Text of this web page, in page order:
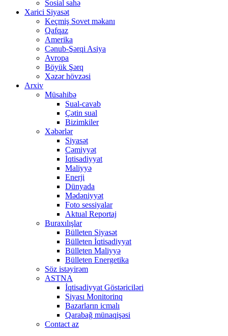
Sosial sahə
Xarici Siyasət
Keçmiş Sovet məkanı
Qafqaz
Amerika
Cənub-Şərqi Asiya
Avropa
Böyük Şərq
Xəzər hövzəsi
Arxiv
Müsahibə
Sual-cavab
Çətin sual
Bizimkiler
Xəbərlər
Siyasət
Cəmiyyət
İqtisadiyyat
Maliyyə
Enerji
Dünyada
Mədəniyyət
Foto sessiyalar
Aktual Reportaj
Buraxılışlar
Bülleten Siyasət
Bülleten İqtisadiyyat
Bülleten Maliyyə
Bülleten Energetika
Söz istəyirəm
ASTNA
İqtisadiyyat Göstəriciləri
Siyası Monitorinq
Bazarların icmalı
Qarabağ münaqişəsi
Contact az